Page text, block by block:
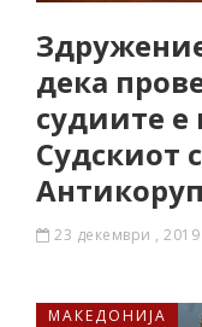
дека
судиите е
Судскиот
23 декември , 2019
МАКЕДОНИЈА